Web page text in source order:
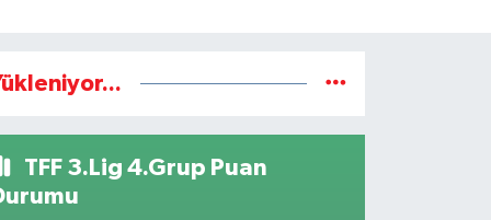
TFF 3.Lig 4.Grup Puan